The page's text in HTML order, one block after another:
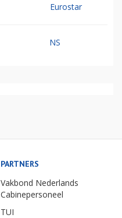
Eurostar
NS
PARTNERS
Vakbond Nederlands
Cabinepersoneel
TUI